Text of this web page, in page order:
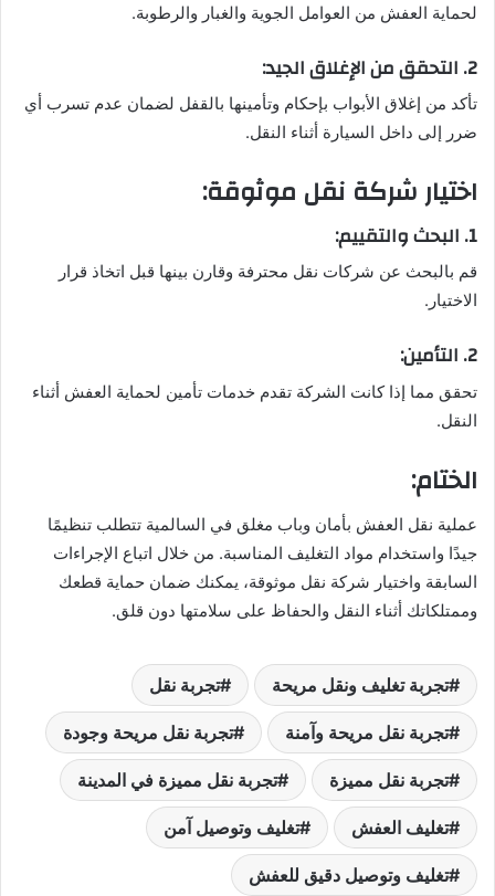
لحماية العفش من العوامل الجوية والغبار والرطوبة.
2. التحقق من الإغلاق الجيد:
تأكد من إغلاق الأبواب بإحكام وتأمينها بالقفل لضمان عدم تسرب أي
ضرر إلى داخل السيارة أثناء النقل.
اختيار شركة نقل موثوقة:
1. البحث والتقييم:
قم بالبحث عن شركات نقل محترفة وقارن بينها قبل اتخاذ قرار
الاختيار.
2. التأمين:
تحقق مما إذا كانت الشركة تقدم خدمات تأمين لحماية العفش أثناء
النقل.
الختام:
عملية نقل العفش بأمان وباب مغلق في السالمية تتطلب تنظيمًا
جيدًا واستخدام مواد التغليف المناسبة. من خلال اتباع الإجراءات
السابقة واختيار شركة نقل موثوقة، يمكنك ضمان حماية قطعك
وممتلكاتك أثناء النقل والحفاظ على سلامتها دون قلق.
تجربة تغليف ونقل مريحة تجربة نقل
تجربة نقل مريحة وآمنة تجربة نقل مريحة وجودة
تجربة نقل مميزة تجربة نقل مميزة في المدينة
تغليف العفش تغليف وتوصيل آمن
تغليف وتوصيل دقيق للعفش